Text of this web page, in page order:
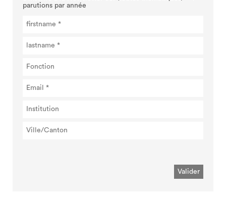
parutions par année